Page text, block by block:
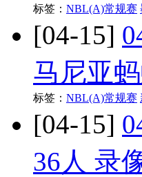
标签： NBL(A)常规赛
[04-15]
马尼亚
标签： NBL(A)常规赛
[04-15]
36人 录